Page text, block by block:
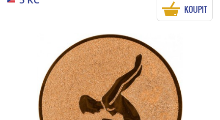
KOUPIT